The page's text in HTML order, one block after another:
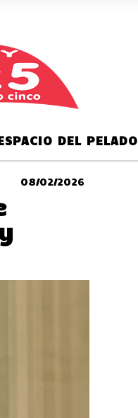
DEL PELADO
08/02/2026